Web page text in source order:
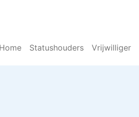
Home Statushouders Vrijwilliger